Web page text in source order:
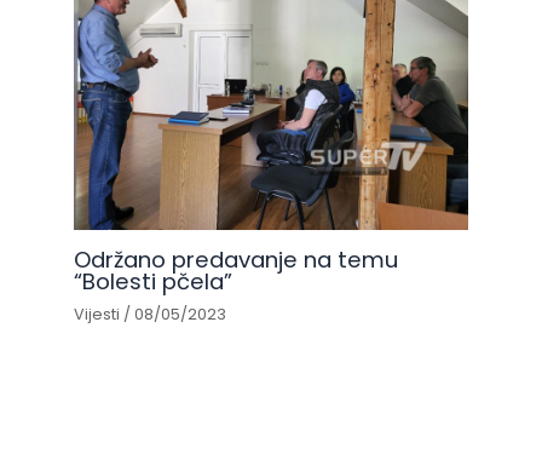
Održano predavanje na temu
“Bolesti pčela”
Vijesti /08/05/2023